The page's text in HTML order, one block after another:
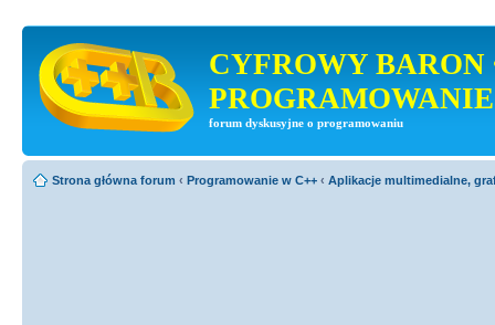
CYFROWY BARON
PROGRAMOWANIE
forum dyskusyjne o programowaniu
Strona główna forum ‹ Programowanie w C++ ‹ Aplikacje multimedialne,